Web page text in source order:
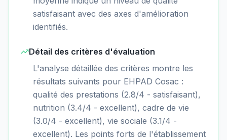
satisfaisant avec des axes d'amélioration
identifiés.
Détail des critères d'évaluation
L'analyse détaillée des critères montre les
résultats suivants pour EHPAD Cosac :
qualité des prestations (2.8/4 - satisfaisant),
nutrition (3.4/4 - excellent), cadre de vie
(3.0/4 - excellent), vie sociale (3.1/4 -
excellent). Les points forts de l'établissement